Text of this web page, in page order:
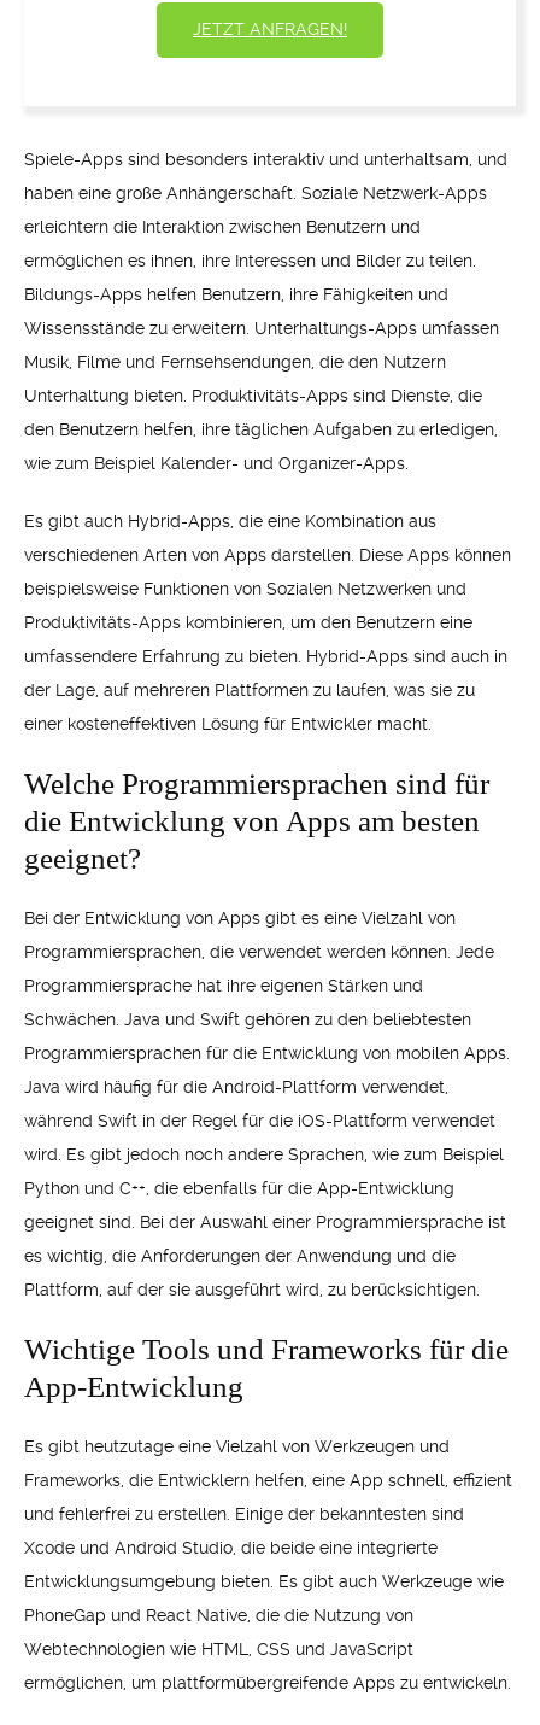
JETZT ANFRAGEN!
Spiele-Apps sind besonders interaktiv und unterhaltsam, und
haben eine große Anhängerschaft. Soziale Netzwerk-Apps
erleichtern die Interaktion zwischen Benutzern und
ermöglichen es ihnen, ihre Interessen und Bilder zu teilen.
Bildungs-Apps helfen Benutzern, ihre Fähigkeiten und
Wissensstände zu erweitern. Unterhaltungs-Apps umfassen
Musik, Filme und Fernsehsendungen, die den Nutzern
Unterhaltung bieten. Produktivitäts-Apps sind Dienste, die
den Benutzern helfen, ihre täglichen Aufgaben zu erledigen,
wie zum Beispiel Kalender- und Organizer-Apps.
Es gibt auch Hybrid-Apps, die eine Kombination aus
verschiedenen Arten von Apps darstellen. Diese Apps können
beispielsweise Funktionen von Sozialen Netzwerken und
Produktivitäts-Apps kombinieren, um den Benutzern eine
umfassendere Erfahrung zu bieten. Hybrid-Apps sind auch in
der Lage, auf mehreren Plattformen zu laufen, was sie zu
einer kosteneffektiven Lösung für Entwickler macht.
Welche Programmiersprachen sind für
die Entwicklung von Apps am besten
geeignet?
Bei der Entwicklung von Apps gibt es eine Vielzahl von
Programmiersprachen, die verwendet werden können. Jede
Programmiersprache hat ihre eigenen Stärken und
Schwächen. Java und Swift gehören zu den beliebtesten
Programmiersprachen für die Entwicklung von mobilen Apps.
Java wird häufig für die Android-Plattform verwendet,
während Swift in der Regel für die iOS-Plattform verwendet
wird. Es gibt jedoch noch andere Sprachen, wie zum Beispiel
Python und C++, die ebenfalls für die App-Entwicklung
geeignet sind. Bei der Auswahl einer Programmiersprache ist
es wichtig, die Anforderungen der Anwendung und die
Plattform, auf der sie ausgeführt wird, zu berücksichtigen.
Wichtige Tools und Frameworks für die
App-Entwicklung
Es gibt heutzutage eine Vielzahl von Werkzeugen und
Frameworks, die Entwicklern helfen, eine App schnell, effizient
und fehlerfrei zu erstellen. Einige der bekanntesten sind
Xcode und Android Studio, die beide eine integrierte
Entwicklungsumgebung bieten. Es gibt auch Werkzeuge wie
PhoneGap und React Native, die die Nutzung von
Webtechnologien wie HTML, CSS und JavaScript
ermöglichen, um plattformübergreifende Apps zu entwickeln.